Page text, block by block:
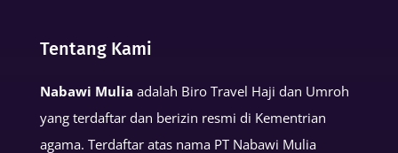
Muslim
Tentang Kami
Nabawi Mulia adalah Biro Travel Haji dan Umroh
yang terdaftar dan berizin resmi di Kementrian
agama. Terdaftar atas nama PT Nabawi Mulia